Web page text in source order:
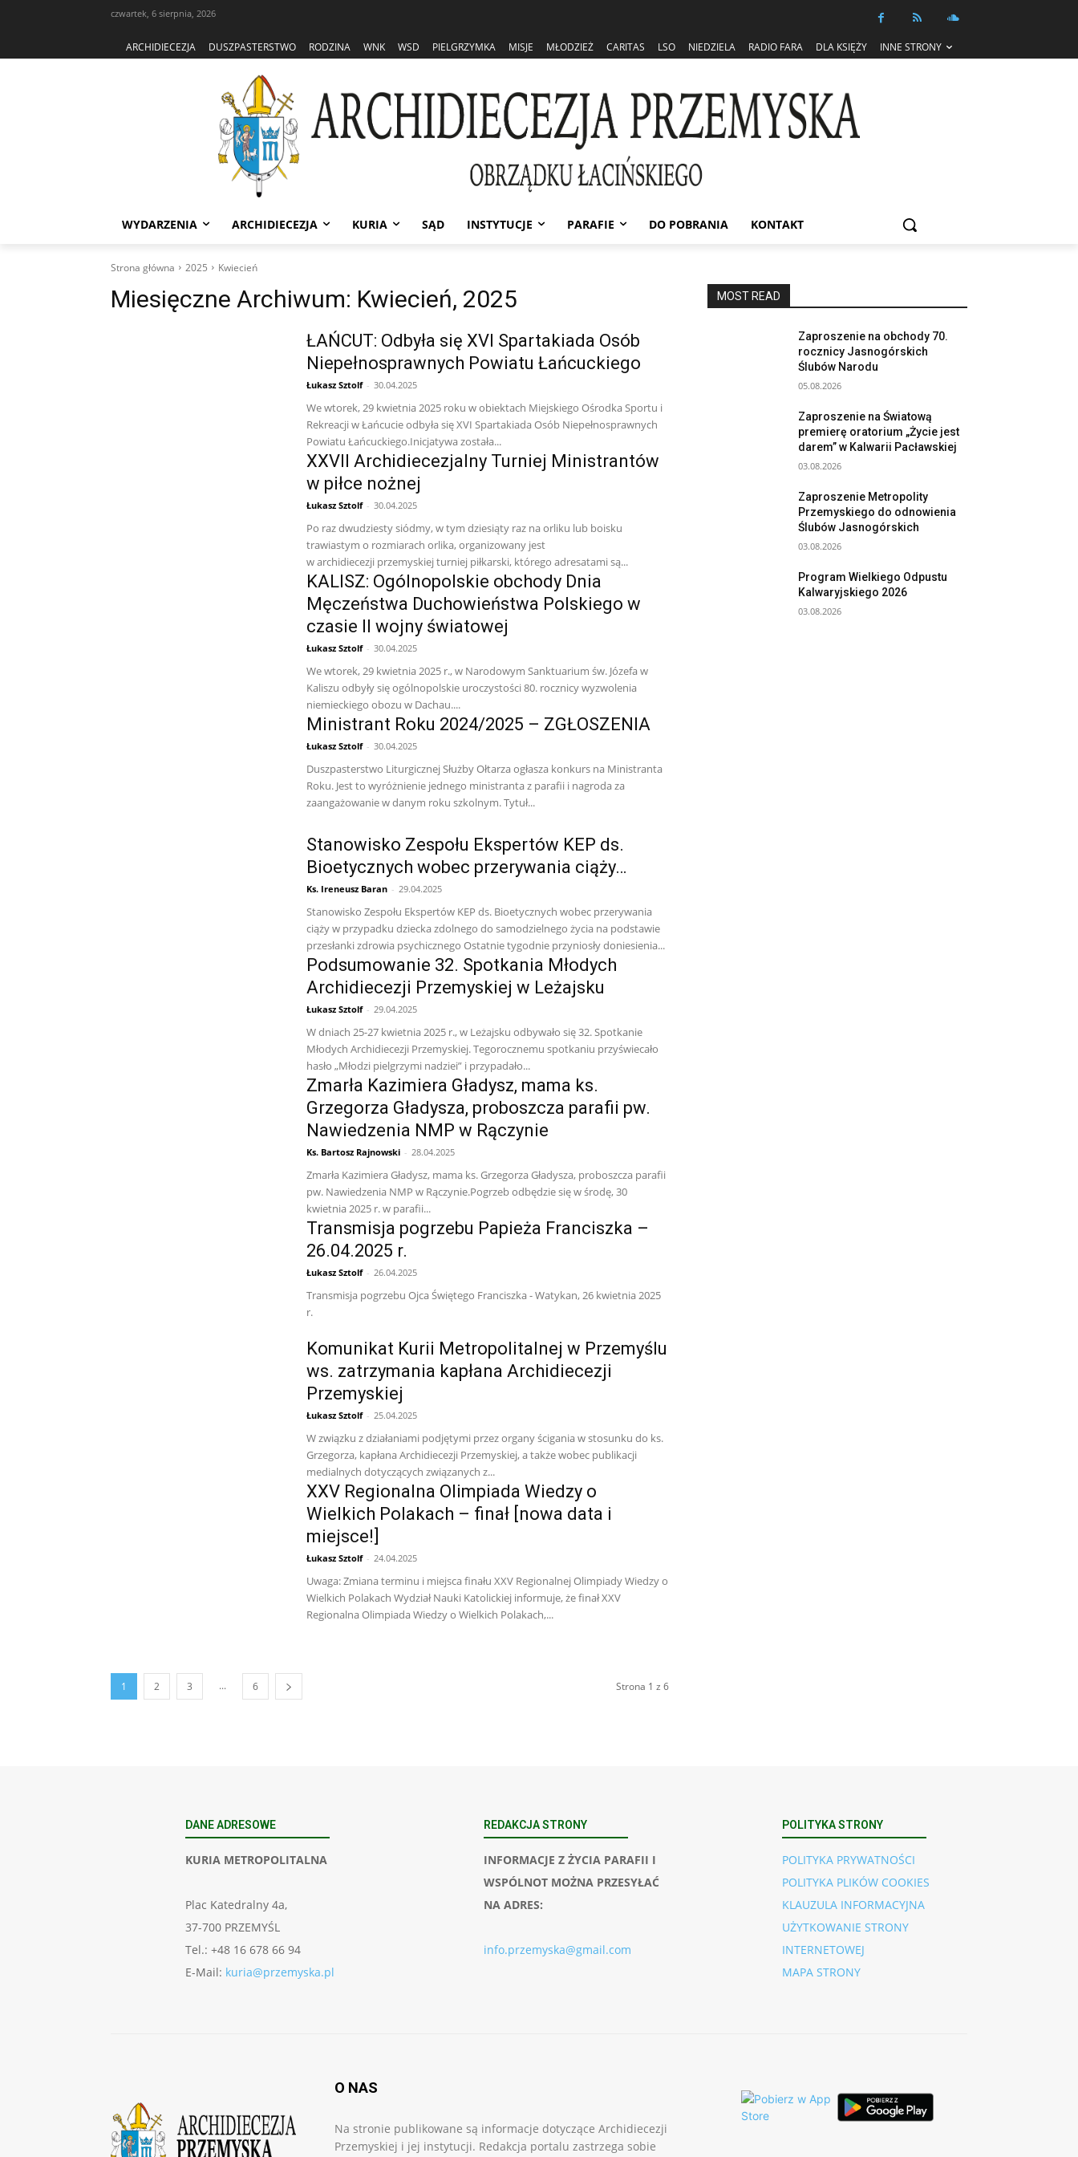
czwartek, 6 sierpnia, 2026
ARCHIDIECEZJA DUSZPASTERSTWO RODZINA WNK WSD PIELGRZYMKA MISJE MŁODZIEŻ CARITAS LSO NIEDZIELA RADIO FARA DLA KSIĘŻY INNE STRONY
WYDARZENIA ARCHIDIECEZJA KURIA SĄD INSTYTUCJE PARAFIE DO POBRANIA KONTAKT
Strona główna 2025 Kwiecień
Miesięczne Archiwum: Kwiecień, 2025
ŁAŃCUT: Odbyła się XVI Spartakiada Osób
Niepełnosprawnych Powiatu Łańcuckiego
Łukasz Sztolf - 30.04.2025
We wtorek, 29 kwietnia 2025 roku w obiektach Miejskiego Ośrodka Sportu i
Rekreacji w Łańcucie odbyła się XVI Spartakiada Osób Niepełnosprawnych
Powiatu Łańcuckiego.Inicjatywa została...
XXVII Archidiecezjalny Turniej Ministrantów
w piłce nożnej
Łukasz Sztolf - 30.04.2025
Po raz dwudziesty siódmy, w tym dziesiąty raz na orliku lub boisku
trawiastym o rozmiarach orlika, organizowany jest
w archidiecezji przemyskiej turniej piłkarski, którego adresatami są...
KALISZ: Ogólnopolskie obchody Dnia
Męczeństwa Duchowieństwa Polskiego w
czasie II wojny światowej
Łukasz Sztolf - 30.04.2025
We wtorek, 29 kwietnia 2025 r., w Narodowym Sanktuarium św. Józefa w
Kaliszu odbyły się ogólnopolskie uroczystości 80. rocznicy wyzwolenia
niemieckiego obozu w Dachau....
Ministrant Roku 2024/2025 – ZGŁOSZENIA
Łukasz Sztolf - 30.04.2025
Duszpasterstwo Liturgicznej Służby Ołtarza ogłasza konkurs na Ministranta
Roku. Jest to wyróżnienie jednego ministranta z parafii i nagroda za
zaangażowanie w danym roku szkolnym. Tytuł...
Stanowisko Zespołu Ekspertów KEP ds.
Bioetycznych wobec przerywania ciąży…
Ks. Ireneusz Baran - 29.04.2025
Stanowisko Zespołu Ekspertów KEP ds. Bioetycznych wobec przerywania
ciąży w przypadku dziecka zdolnego do samodzielnego życia na podstawie
przesłanki zdrowia psychicznego Ostatnie tygodnie przyniosły doniesienia...
Podsumowanie 32. Spotkania Młodych
Archidiecezji Przemyskiej w Leżajsku
Łukasz Sztolf - 29.04.2025
W dniach 25-27 kwietnia 2025 r., w Leżajsku odbywało się 32. Spotkanie
Młodych Archidiecezji Przemyskiej. Tegorocznemu spotkaniu przyświecało
hasło „Młodzi pielgrzymi nadziei” i przypadało...
Zmarła Kazimiera Gładysz, mama ks.
Grzegorza Gładysza, proboszcza parafii pw.
Nawiedzenia NMP w Rączynie
Ks. Bartosz Rajnowski - 28.04.2025
Zmarła Kazimiera Gładysz, mama ks. Grzegorza Gładysza, proboszcza parafii
pw. Nawiedzenia NMP w Rączynie.Pogrzeb odbędzie się w środę, 30
kwietnia 2025 r. w parafii...
Transmisja pogrzebu Papieża Franciszka –
26.04.2025 r.
Łukasz Sztolf - 26.04.2025
Transmisja pogrzebu Ojca Świętego Franciszka - Watykan, 26 kwietnia 2025
r.
Komunikat Kurii Metropolitalnej w Przemyślu
ws. zatrzymania kapłana Archidiecezji
Przemyskiej
Łukasz Sztolf - 25.04.2025
W związku z działaniami podjętymi przez organy ścigania w stosunku do ks.
Grzegorza, kapłana Archidiecezji Przemyskiej, a także wobec publikacji
medialnych dotyczących związanych z...
XXV Regionalna Olimpiada Wiedzy o
Wielkich Polakach – finał [nowa data i
miejsce!]
Łukasz Sztolf - 24.04.2025
Uwaga: Zmiana terminu i miejsca finału XXV Regionalnej Olimpiady Wiedzy o
Wielkich Polakach Wydział Nauki Katolickiej informuje, że finał XXV
Regionalna Olimpiada Wiedzy o Wielkich Polakach,...
1 2 3 ... 6 Strona 1 z 6
MOST READ
Zaproszenie na obchody 70.
rocznicy Jasnogórskich
Ślubów Narodu
05.08.2026
Zaproszenie na Światową
premierę oratorium „Życie jest
darem” w Kalwarii Pacławskiej
03.08.2026
Zaproszenie Metropolity
Przemyskiego do odnowienia
Ślubów Jasnogórskich
03.08.2026
Program Wielkiego Odpustu
Kalwaryjskiego 2026
03.08.2026
DANE ADRESOWE
KURIA METROPOLITALNA
Plac Katedralny 4a,
37-700 PRZEMYŚL
Tel.: +48 16 678 66 94
E-Mail: kuria@przemyska.pl
REDAKCJA STRONY
INFORMACJE Z ŻYCIA PARAFII I
WSPÓLNOT MOŻNA PRZESYŁAĆ
NA ADRES:
info.przemyska@gmail.com
POLITYKA STRONY
POLITYKA PRYWATNOŚCI
POLITYKA PLIKÓW COOKIES
KLAUZULA INFORMACYJNA
UŻYTKOWANIE STRONY
INTERNETOWEJ
MAPA STRONY
O NAS
Na stronie publikowane są informacje dotyczące Archidiecezji
Przemyskiej i jej instytucji. Redakcja portalu zastrzega sobie